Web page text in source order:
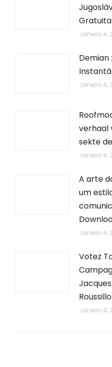
Janeiro 4,
Demian
Janeiro 4,
verhaal
sekte
Janeiro 4,
A arte
um
Janeiro 4,
Votez
Janeiro 4,